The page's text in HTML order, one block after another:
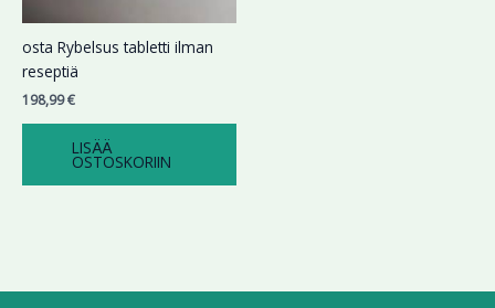
osta Rybelsus tabletti ilman
reseptiä
198,99€
LISÄÄ
OSTOSKORIIN